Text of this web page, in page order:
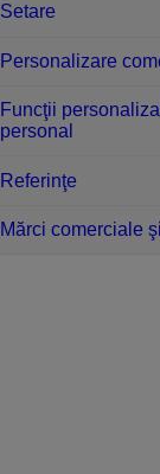
Setare
Personalizare
Funcţii
personal
Referinţe
Mărci comerciale